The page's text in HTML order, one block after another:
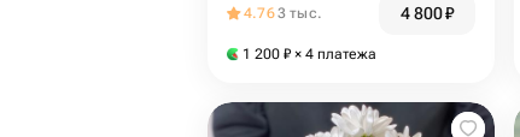
4.763 тыс. 4 800₽
1 200 ₽ × 4 платежа